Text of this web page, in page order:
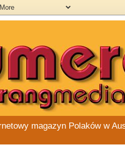
magazyn Polaków w